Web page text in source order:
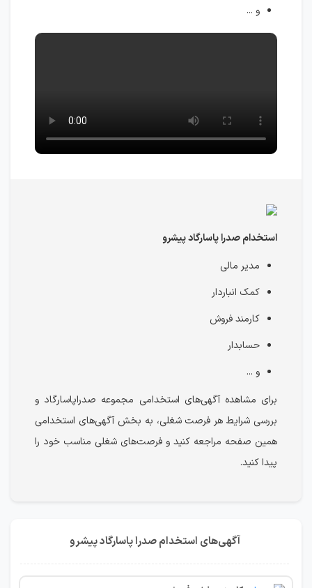
و ...
استخدام صدرا پاسارگاد پیشرو
مدیر مالی
کمک انباردار
کارمند فروش
حسابدار
و ...
برای مشاهده آگهی‌های استخدامی مجموعه صدراپاسارگاد و
بررسی شرایط هر فرصت شغلی، به بخش آگهی‌های استخدامی
همین صفحه مراجعه کنید و فرصت‌های شغلی مناسب خود را
پیدا کنید.
آگهی‌های استخدام صدرا پاسارگاد پیشرو